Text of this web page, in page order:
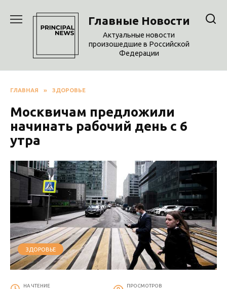
содержанию
Главные Новости
Актуальные новости
произошедшие в Российской
Федерации
ГЛАВНАЯ » ЗДОРОВЬЕ
Москвичам предложили
начинать рабочий день с 6
утра
ЗДОРОВЬЕ
НА ЧТЕНИЕ ПРОСМОТРОВ